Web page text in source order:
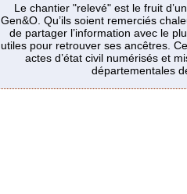
Le chantier "relevé" est le fruit
Gen&O. Qu’ils soient remerciés
de partager l’information avec le
utiles pour retrouver ses ancêtres.
actes d’état civil numérisés et
départementales